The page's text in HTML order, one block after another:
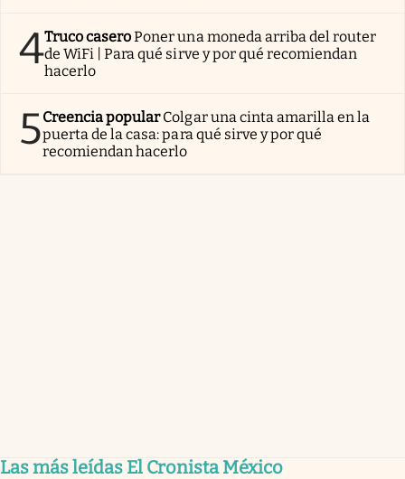
4Truco caseroPoner una moneda arriba del router
de WiFi | Para qué sirve y por qué recomiendan
hacerlo
5Creencia popularColgar una cinta amarilla en la
puerta de la casa: para qué sirve y por qué
recomiendan hacerlo
Las más leídas El Cronista México